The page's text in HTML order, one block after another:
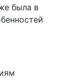
была в